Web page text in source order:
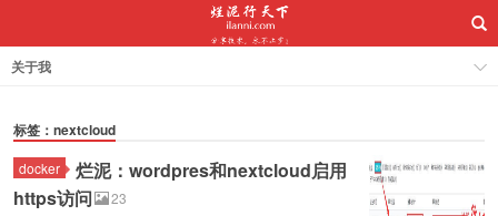
关于我
标签：nextcloud
docker
烂泥：wordpres和nextcloud启用
https访问
23